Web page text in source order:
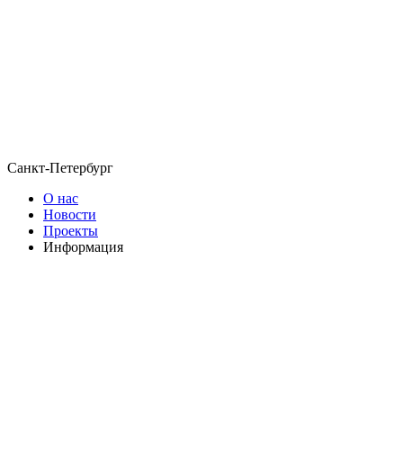
Санкт-Петербург
О нас
Новости
Проекты
Информация